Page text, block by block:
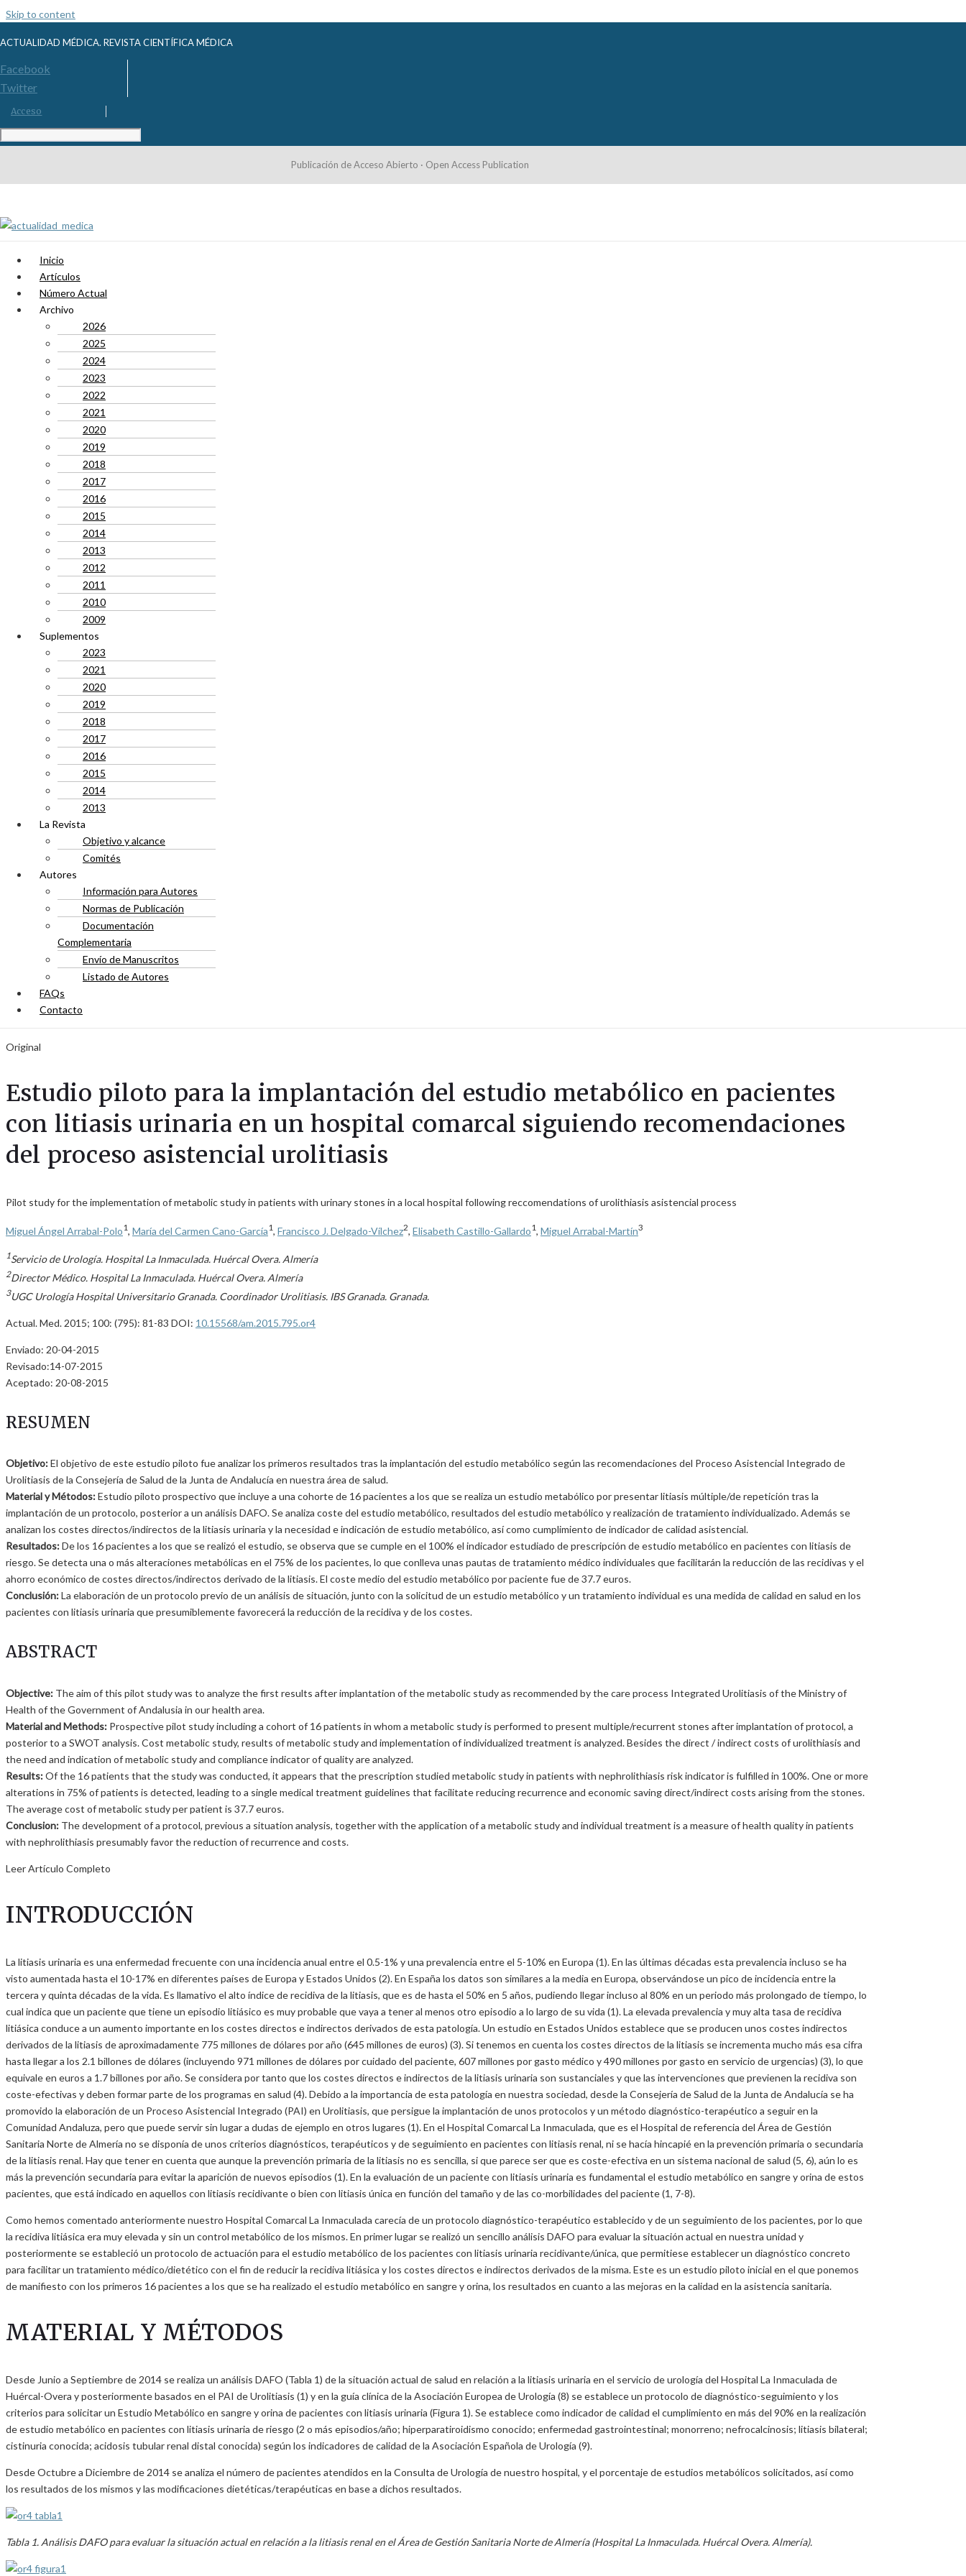
Skip to content
ACTUALIDAD MÉDICA. REVISTA CIENTÍFICA MÉDICA
Facebook
Twitter
Acceso
Publicación de Acceso Abierto · Open Access Publication
Inicio
Artículos
Número Actual
Archivo
2026
2025
2024
2023
2022
2021
2020
2019
2018
2017
2016
2015
2014
2013
2012
2011
2010
2009
Suplementos
2023
2021
2020
2019
2018
2017
2016
2015
2014
2013
La Revista
Objetivo y alcance
Comités
Autores
Información para Autores
Normas de Publicación
Documentación
Complementaria
Envío de Manuscritos
Listado de Autores
FAQs
Contacto
Original
Estudio piloto para la implantación del estudio metabólico en pacientes
con litiasis urinaria en un hospital comarcal siguiendo recomendaciones
del proceso asistencial urolitiasis
Pilot study for the implementation of metabolic study in patients with urinary stones in a local hospital following reccomendations of urolithiasis asistencial process
Miguel Ángel Arrabal-Polo1, María del Carmen Cano-García1, Francisco J. Delgado-Vílchez2, Elisabeth Castillo-Gallardo1, Miguel Arrabal-Martín3
1Servicio de Urología. Hospital La Inmaculada. Huércal Overa. Almería
2Director Médico. Hospital La Inmaculada. Huércal Overa. Almería
3UGC Urología Hospital Universitario Granada. Coordinador Urolitiasis. IBS Granada. Granada.
Actual. Med. 2015; 100: (795): 81-83 DOI: 10.15568/am.2015.795.or4
Enviado: 20-04-2015
Revisado:14-07-2015
Aceptado: 20-08-2015
RESUMEN
Objetivo:El objetivo de este estudio piloto fue analizar los primeros resultados tras la implantación del estudio metabólico según las recomendaciones del Proceso Asistencial Integrado de
Urolitiasis de la Consejería de Salud de la Junta de Andalucía en nuestra área de salud.
Material y Métodos:Estudio piloto prospectivo que incluye a una cohorte de 16 pacientes a los que se realiza un estudio metabólico por presentar litiasis múltiple/de repetición tras la
implantación de un protocolo, posterior a un análisis DAFO. Se analiza coste del estudio metabólico, resultados del estudio metabólico y realización de tratamiento individualizado. Además se
analizan los costes directos/indirectos de la litiasis urinaria y la necesidad e indicación de estudio metabólico, así como cumplimiento de indicador de calidad asistencial.
Resultados:De los 16 pacientes a los que se realizó el estudio, se observa que se cumple en el 100% el indicador estudiado de prescripción de estudio metabólico en pacientes con litiasis de
riesgo. Se detecta una o más alteraciones metabólicas en el 75% de los pacientes, lo que conlleva unas pautas de tratamiento médico individuales que facilitarán la reducción de las recidivas y el
ahorro económico de costes directos/indirectos derivado de la litiasis. El coste medio del estudio metabólico por paciente fue de 37.7 euros.
Conclusión:La elaboración de un protocolo previo de un análisis de situación, junto con la solicitud de un estudio metabólico y un tratamiento individual es una medida de calidad en salud en los
pacientes con litiasis urinaria que presumiblemente favorecerá la reducción de la recidiva y de los costes.
ABSTRACT
Objective: The aim of this pilot study was to analyze the first results after implantation of the metabolic study as recommended by the care process Integrated Urolitiasis of the Ministry of
Health of the Government of Andalusia in our health area.
Material and Methods: Prospective pilot study including a cohort of 16 patients in whom a metabolic study is performed to present multiple/recurrent stones after implantation of protocol, a
posterior to a SWOT analysis. Cost metabolic study, results of metabolic study and implementation of individualized treatment is analyzed. Besides the direct / indirect costs of urolithiasis and
the need and indication of metabolic study and compliance indicator of quality are analyzed.
Results:Of the 16 patients that the study was conducted, it appears that the prescription studied metabolic study in patients with nephrolithiasis risk indicator is fulfilled in 100%. One or more
alterations in 75% of patients is detected, leading to a single medical treatment guidelines that facilitate reducing recurrence and economic saving direct/indirect costs arising from the stones.
The average cost of metabolic study per patient is 37.7 euros.
Conclusion: The development of a protocol, previous a situation analysis, together with the application of a metabolic study and individual treatment is a measure of health quality in patients
with nephrolithiasis presumably favor the reduction of recurrence and costs.
Leer Artículo Completo
INTRODUCCIÓN
La litiasis urinaria es una enfermedad frecuente con una incidencia anual entre el 0.5-1% y una prevalencia entre el 5-10% en Europa (1). En las últimas décadas esta prevalencia incluso se ha
visto aumentada hasta el 10-17% en diferentes países de Europa y Estados Unidos (2). En España los datos son similares a la media en Europa, observándose un pico de incidencia entre la
tercera y quinta décadas de la vida. Es llamativo el alto índice de recidiva de la litiasis, que es de hasta el 50% en 5 años, pudiendo llegar incluso al 80% en un periodo más prolongado de tiempo, lo
cual indica que un paciente que tiene un episodio litiásico es muy probable que vaya a tener al menos otro episodio a lo largo de su vida (1). La elevada prevalencia y muy alta tasa de recidiva
litiásica conduce a un aumento importante en los costes directos e indirectos derivados de esta patología. Un estudio en Estados Unidos establece que se producen unos costes indirectos
derivados de la litiasis de aproximadamente 775 millones de dólares por año (645 millones de euros) (3). Si tenemos en cuenta los costes directos de la litiasis se incrementa mucho más esa cifra
hasta llegar a los 2.1 billones de dólares (incluyendo 971 millones de dólares por cuidado del paciente, 607 millones por gasto médico y 490 millones por gasto en servicio de urgencias) (3), lo que
equivale en euros a 1.7 billones por año. Se considera por tanto que los costes directos e indirectos de la litiasis urinaria son sustanciales y que las intervenciones que previenen la recidiva son
coste-efectivas y deben formar parte de los programas en salud (4). Debido a la importancia de esta patología en nuestra sociedad, desde la Consejería de Salud de la Junta de Andalucía se ha
promovido la elaboración de un Proceso Asistencial Integrado (PAI) en Urolitiasis, que persigue la implantación de unos protocolos y un método diagnóstico-terapéutico a seguir en la
Comunidad Andaluza, pero que puede servir sin lugar a dudas de ejemplo en otros lugares (1). En el Hospital Comarcal La Inmaculada, que es el Hospital de referencia del Área de Gestión
Sanitaria Norte de Almería no se disponía de unos criterios diagnósticos, terapéuticos y de seguimiento en pacientes con litiasis renal, ni se hacía hincapié en la prevención primaria o secundaria
de la litiasis renal. Hay que tener en cuenta que aunque la prevención primaria de la litiasis no es sencilla, si que parece ser que es coste-efectiva en un sistema nacional de salud (5, 6), aún lo es
más la prevención secundaria para evitar la aparición de nuevos episodios (1). En la evaluación de un paciente con litiasis urinaria es fundamental el estudio metabólico en sangre y orina de estos
pacientes, que está indicado en aquellos con litiasis recidivante o bien con litiasis única en función del tamaño y de las co-morbilidades del paciente (1, 7-8).
Como hemos comentado anteriormente nuestro Hospital Comarcal La Inmaculada carecía de un protocolo diagnóstico-terapéutico establecido y de un seguimiento de los pacientes, por lo que
la recidiva litiásica era muy elevada y sin un control metabólico de los mismos. En primer lugar se realizó un sencillo análisis DAFO para evaluar la situación actual en nuestra unidad y
posteriormente se estableció un protocolo de actuación para el estudio metabólico de los pacientes con litiasis urinaria recidivante/única, que permitiese establecer un diagnóstico concreto
para facilitar un tratamiento médico/dietético con el fin de reducir la recidiva litiásica y los costes directos e indirectos derivados de la misma. Este es un estudio piloto inicial en el que ponemos
de manifiesto con los primeros 16 pacientes a los que se ha realizado el estudio metabólico en sangre y orina, los resultados en cuanto a las mejoras en la calidad en la asistencia sanitaria.
MATERIAL Y MÉTODOS
Desde Junio a Septiembre de 2014 se realiza un análisis DAFO (Tabla 1) de la situación actual de salud en relación a la litiasis urinaria en el servicio de urología del Hospital La Inmaculada de
Huércal-Overa y posteriormente basados en el PAI de Urolitiasis (1) y en la guía clínica de la Asociación Europea de Urología (8) se establece un protocolo de diagnóstico-seguimiento y los
criterios para solicitar un Estudio Metabólico en sangre y orina de pacientes con litiasis urinaria (Figura 1). Se establece como indicador de calidad el cumplimiento en más del 90% en la realización
de estudio metabólico en pacientes con litiasis urinaria de riesgo (2 o más episodios/año; hiperparatiroidismo conocido; enfermedad gastrointestinal; monorreno; nefrocalcinosis; litiasis bilateral;
cistinuria conocida; acidosis tubular renal distal conocida) según los indicadores de calidad de la Asociación Española de Urología (9).
Desde Octubre a Diciembre de 2014 se analiza el número de pacientes atendidos en la Consulta de Urología de nuestro hospital, y el porcentaje de estudios metabólicos solicitados, así como
los resultados de los mismos y las modificaciones dietéticas/terapéuticas en base a dichos resultados.
Tabla 1. Análisis DAFO para evaluar la situación actual en relación a la litiasis renal en el Área de Gestión Sanitaria Norte de Almería (Hospital La Inmaculada. Huércal Overa. Almería).